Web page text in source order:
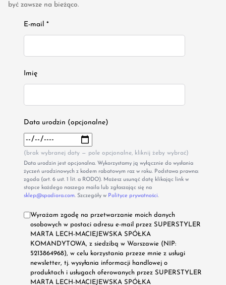
być zawsze na bieżąco.
E-mail *
Imię
Data urodzin (opcjonalne)
(brak wybranej daty — pole opcjonalne, kliknij żeby wybrać)
Data urodzin jest opcjonalna. Wykorzystamy ją wyłącznie do wysłania
życzeń urodzinowych z kodem rabatowym raz w roku. Podstawa prawna:
zgoda (art. 6 ust. 1 lit. a RODO). Możesz usunąć datę klikając link w
stopce każdego naszego maila lub zgłaszając się na
sklep@spadiora.com. Szczegóły w Polityce prywatności.
Wyrażam zgodę na przetwarzanie moich danych
osobowych w postaci adresu e-mail przez SUPERSTYLER
MARTA LECH-MACIEJEWSKA SPÓŁKA
KOMANDYTOWA, z siedzibą w Warszawie (NIP:
5213864968), w celu korzystania przeze mnie z usługi
newsletter, tj. wysyłania informacji handlowej o
produktach i usługach oferowanych przez SUPERSTYLER
MARTA LECH-MACIEJEWSKA SPÓŁKA